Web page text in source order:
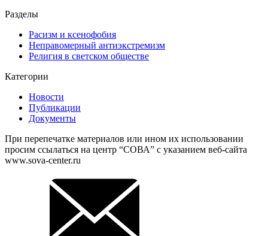
Разделы
Расизм и ксенофобия
Неправомерный антиэкстремизм
Религия в светском обществе
Категории
Новости
Публикации
Документы
При перепечатке материалов или ином их использовании
просим ссылаться на центр “СОВА” с указанием веб-сайта
www.sova-center.ru